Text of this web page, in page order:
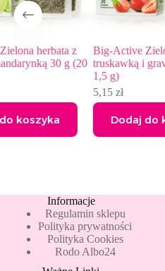
z
(20
Big-Active Zielona herbata z
truskawką i graviolą 30 g (20 x
Dodaj do koszyka
Informacje
Regulamin sklepu
Polityka prywatności
Polityka Cookies
Rodo Albo24